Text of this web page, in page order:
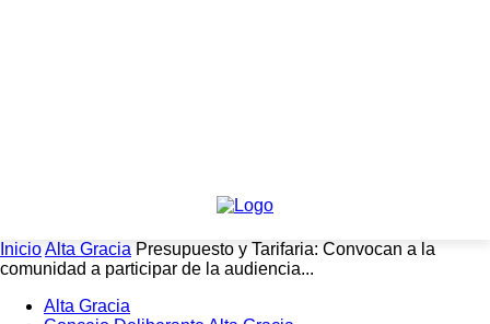
InicioAlta Gracia Presupuesto y Tarifaria: Convocan a la
comunidad a participar de la audiencia...
Alta Gracia